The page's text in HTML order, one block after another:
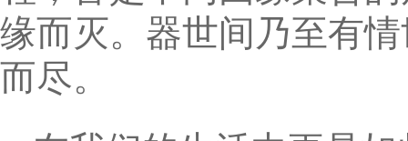
缘而灭。器世间乃至有
而尽。